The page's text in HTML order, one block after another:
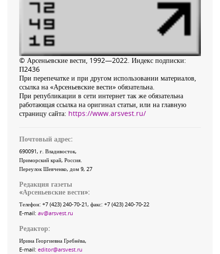
© Арсеньевские вести, 1992—2022. Индекс подписки:
П2436
При перепечатке и при другом использовании материалов,
ссылка на «Арсеньевские вести» обязательна.
При републикации в сети интернет так же обязательна
работающая ссылка на оригинал статьи, или на главную
страницу сайта: https://www.arsvest.ru/
Почтовый адрес:
690091, г. Владивосток,
Приморский край, Россия.
Переулок Шевченко, дом 9, 27
Редакция газеты
«Арсеньевские вести»:
Телефон: +7 (423) 240-70-21, факс: +7 (423) 240-70-22
E-mail: av@arsvest.ru
Редактор:
Ирина Георгиевна Гребнёва,
E-mail: editor@arsvest.ru